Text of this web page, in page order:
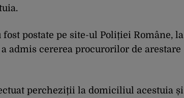
postate pe site-ul Poliției Române, la
admis cererea procurorilor de arestare
percheziții la domiciliul acestuia și